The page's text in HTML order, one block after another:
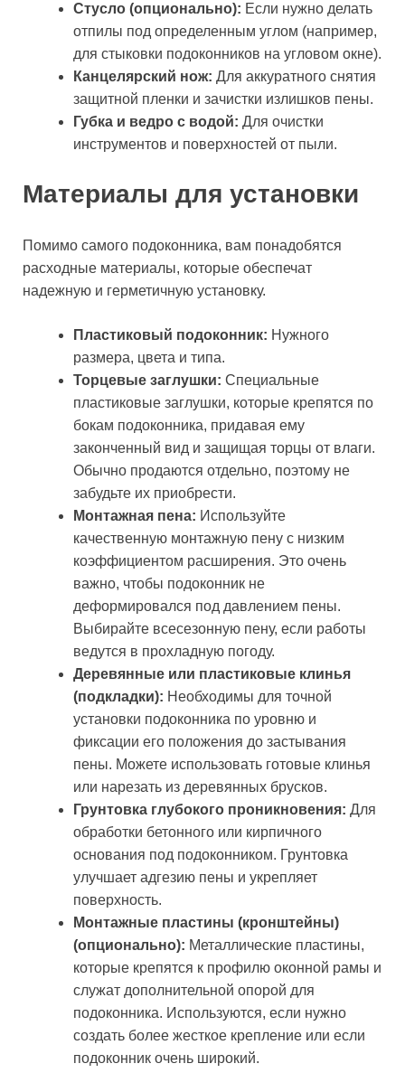
Стусло (опционально): Если нужно делать
отпилы под определенным углом (например,
для стыковки подоконников на угловом окне).
Канцелярский нож: Для аккуратного снятия
защитной пленки и зачистки излишков пены.
Губка и ведро с водой: Для очистки
инструментов и поверхностей от пыли.
Материалы для установки
Помимо самого подоконника, вам понадобятся
расходные материалы, которые обеспечат
надежную и герметичную установку.
Пластиковый подоконник: Нужного
размера, цвета и типа.
Торцевые заглушки: Специальные
пластиковые заглушки, которые крепятся по
бокам подоконника, придавая ему
законченный вид и защищая торцы от влаги.
Обычно продаются отдельно, поэтому не
забудьте их приобрести.
Монтажная пена: Используйте
качественную монтажную пену с низким
коэффициентом расширения. Это очень
важно, чтобы подоконник не
деформировался под давлением пены.
Выбирайте всесезонную пену, если работы
ведутся в прохладную погоду.
Деревянные или пластиковые клинья
(подкладки): Необходимы для точной
установки подоконника по уровню и
фиксации его положения до застывания
пены. Можете использовать готовые клинья
или нарезать из деревянных брусков.
Грунтовка глубокого проникновения: Для
обработки бетонного или кирпичного
основания под подоконником. Грунтовка
улучшает адгезию пены и укрепляет
поверхность.
Монтажные пластины (кронштейны)
(опционально): Металлические пластины,
которые крепятся к профилю оконной рамы и
служат дополнительной опорой для
подоконника. Используются, если нужно
создать более жесткое крепление или если
подоконник очень широкий.